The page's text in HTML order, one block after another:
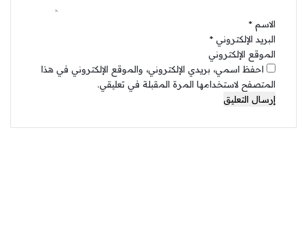
الاسم *
البريد الإلكتروني *
الموقع الإلكتروني
احفظ اسمي، بريدي الإلكتروني، والموقع الإلكتروني في هذا
المتصفح لاستخدامها المرة المقبلة في تعليقي.